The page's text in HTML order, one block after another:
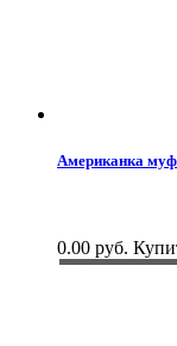
Американка
0.00 руб.